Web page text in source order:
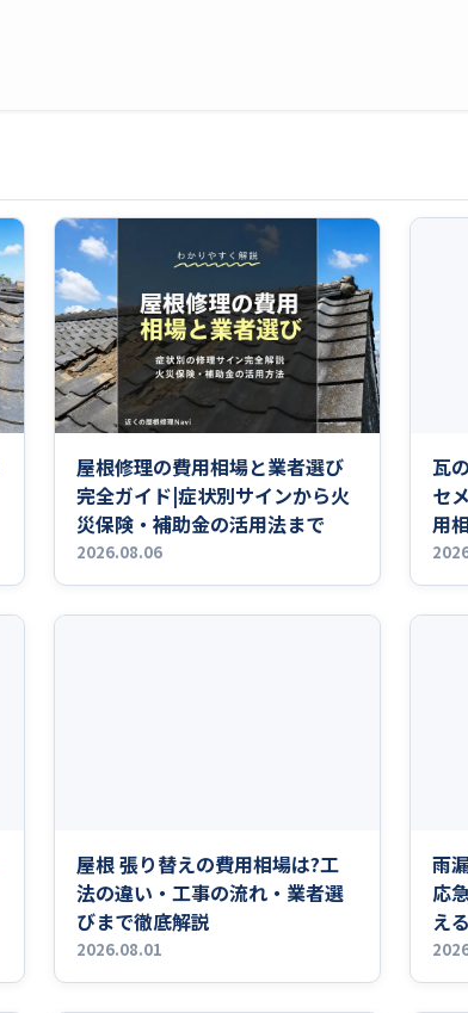
屋根修理の費用相場と業者選び
完全ガイド|症状別サインから火
災保険・補助金の活用法まで
2026.08.06
瓦
セ
用
屋根 張り替えの費用相場は?工
法の違い・工事の流れ・業者選
びまで徹底解説
2026.08.01
雨
応
え